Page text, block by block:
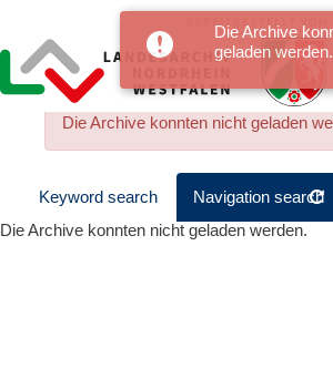
Die Archive
geladen werden.
Die Archive konnten nicht geladen
Keyword search
Navigation search
Die Archive konnten nicht geladen werden.